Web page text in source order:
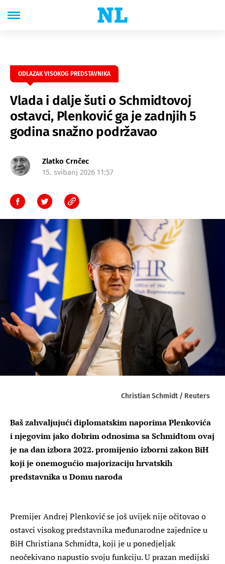
ODLAZAK VISOKOG PREDSTAVNIKA
Vlada i dalje šuti o Schmidtovoj
ostavci, Plenković ga je zadnjih 5
godina snažno podržavao
Zlatko Crnčec
15. svibanj 2026 11:57
Christian Schmidt / Reuters
Baš zahvaljujući diplomatskim naporima Plenkovića
i njegovim jako dobrim odnosima sa Schmidtom ovaj
je na dan izbora 2022. promijenio izborni zakon BiH
koji je onemogućio majorizaciju hrvatskih
predstavnika u Domu naroda
Premijer Andrej Plenković se još uvijek nije očitovao o
ostavci visokog predstavnika međunarodne zajednice u
BiH Christiana Schmidta, koji je u ponedjeljak
neočekivano napustio svoju funkciju. U prazan medijski